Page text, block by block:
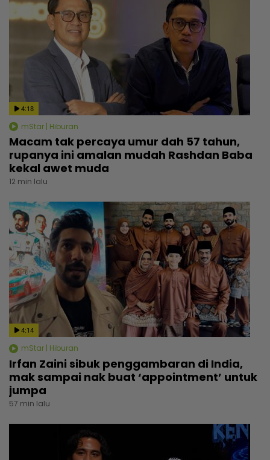
4:18
mStar | Hiburan
Macam tak percaya umur dah 57 tahun,
rupanya ini amalan mudah Rashdan Baba
kekal awet muda
12 min lalu
4:14
mStar | Hiburan
Irfan Zaini sibuk penggambaran di India,
mak sampai nak buat ‘appointment’ untuk
jumpa
57 min lalu